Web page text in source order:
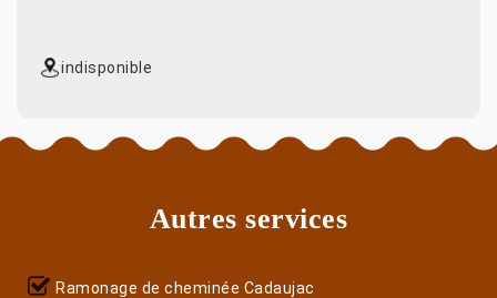
indisponible
Autres services
Ramonage de cheminée Cadaujac